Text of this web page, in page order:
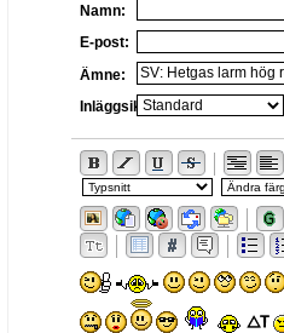
Namn:
E-post:
Ämne:
Inläggsikon: